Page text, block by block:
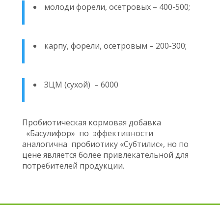
молоди форели, осетровых – 400-500;
карпу, форели, осетровым – 200-300;
ЗЦМ (сухой) – 6000
Пробиотическая кормовая добавка
«Басулифор» по эффективности
аналогична пробиотику «Субтилис», но по
цене является более привлекательной для
потребителей продукции.